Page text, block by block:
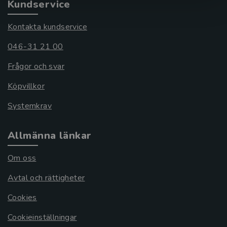
Kundservice
Kontakta kundservice
046-31 21 00
Frågor och svar
Köpvillkor
Systemkrav
Allmänna länkar
Om oss
Avtal och rättigheter
Cookies
Cookieinställningar